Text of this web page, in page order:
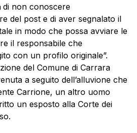
di non conoscere
del post e di aver segnalato il
in modo che possa avviare le
il responsabile che
con un profilo originale”.
del Comune di Carrara
a seguito dell’alluvione che
Carrione, un altro uomo
un esposto alla Corte dei